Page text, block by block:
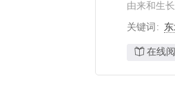
由来和生
关键词
在线